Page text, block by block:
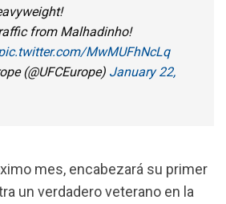
from Malhadinho!
MwMUFhNcLq
(@UFCEurope) January 22,
mes, encabezará su primer
un verdadero veterano en la